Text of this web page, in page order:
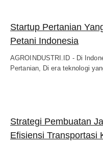
Startup Pertanian
Petani Indonesia
AGROINDUSTRI.ID - Di
Pertanian, Di era teknologi
Strategi Pembuatan
Efisiensi Transportasi